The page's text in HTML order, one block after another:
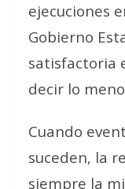
ejecuciones
Gobierno
satisfactoria
decir lo
Cuando
suceden, la
siempre la